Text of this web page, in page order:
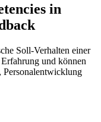
in
Soll-Verhalten einer
und können
Personalentwicklung